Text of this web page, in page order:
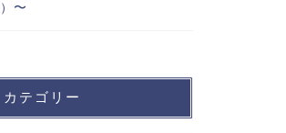
〜
カテゴリー